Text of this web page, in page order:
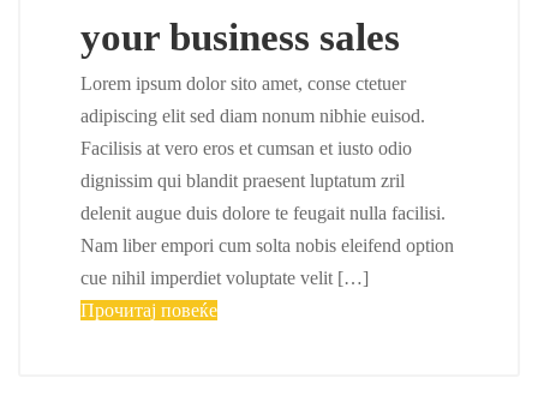
your business sales
Lorem ipsum dolor sito amet, conse ctetuer
adipiscing elit sed diam nonum nibhie euisod.
Facilisis at vero eros et cumsan et iusto odio
dignissim qui blandit praesent luptatum zril
delenit augue duis dolore te feugait nulla facilisi.
Nam liber empori cum solta nobis eleifend option
cue nihil imperdiet voluptate velit […]
Прочитај повеќе